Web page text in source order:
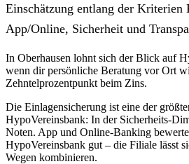
Einschätzung entlang der Kriterien
App/Online, Sicherheit und
In Oberhausen lohnt sich der Blick auf
wenn dir persönliche Beratung vor Ort
Zehntelprozentpunkt beim Zins.
Die Einlagensicherung ist eine der
HypoVereinsbank: In der Sicherheits-
Noten. App und Online-Banking
HypoVereinsbank gut – die Filiale lässt
Wegen kombinieren.